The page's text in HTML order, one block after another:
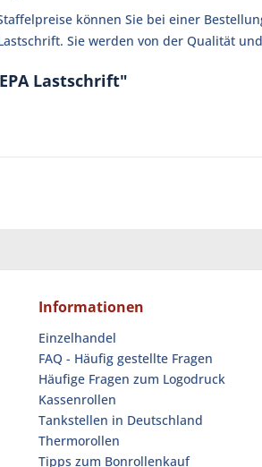
können Sie bei einer
Sie werden von der Qualität
Lastschrift"
Informationen
Einzelhandel
FAQ - Häufig gestellte Fragen
Häufige Fragen zum Logodruck
Kassenrollen
Tankstellen in Deutschland
Thermorollen
Tipps zum Bonrollenkauf